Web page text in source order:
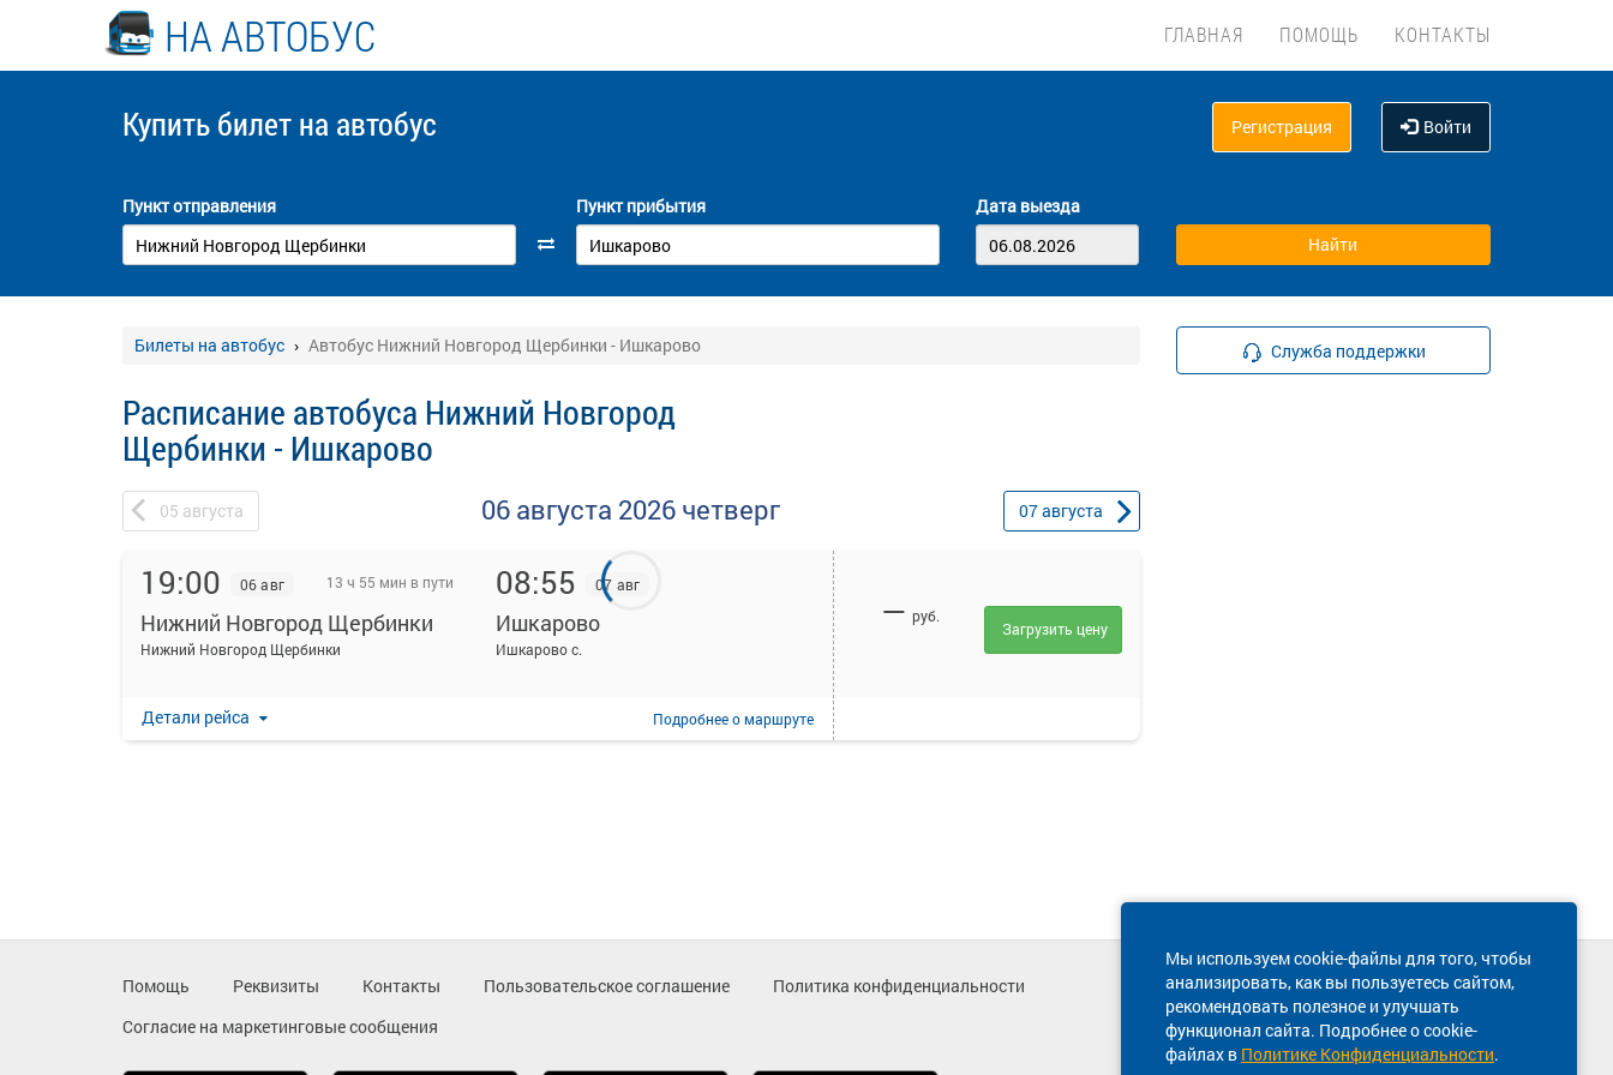
НА АВТОБУС ГЛАВНАЯ ПОМОЩЬ КОНТАКТЫ
Купить билет на автобус Регистрация Войти
Пункт отправления Пункт прибытия Дата выезда
Билеты на автобус Автобус Нижний Новгород Щербинки - Ишкарово
Расписание автобуса Нижний Новгород
Щербинки - Ишкарово
05 августа 06 августа 2026 четверг 07августа
19:00 06 авг 13 ч 55 мин в пути
Нижний Новгород Щербинки
Нижний Новгород Щербинки
08:55 07 авг
Ишкарово
Ишкарово с.
Детали рейса Подробнеео маршруте
— руб.
Загрузить цену
Служба поддержки
Мы используем cookie-файлы для того, чтобы
анализировать, как вы пользуетесь сайтом,
рекомендовать полезное и улучшать
функционал сайта. Подробнее о cookie-
файлах в Политике Конфиденциальности.
Помощь Реквизиты Контакты Пользовательское соглашение
Политика конфиденциальности
Согласие на маркетинговые сообщения
Техническая поддержка сайта
8 800 600-03-38